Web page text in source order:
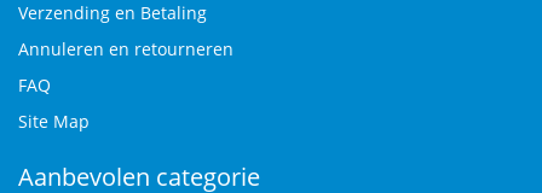
Verzending en Betaling
Annuleren en retourneren
FAQ
Site Map
Aanbevolen categorie